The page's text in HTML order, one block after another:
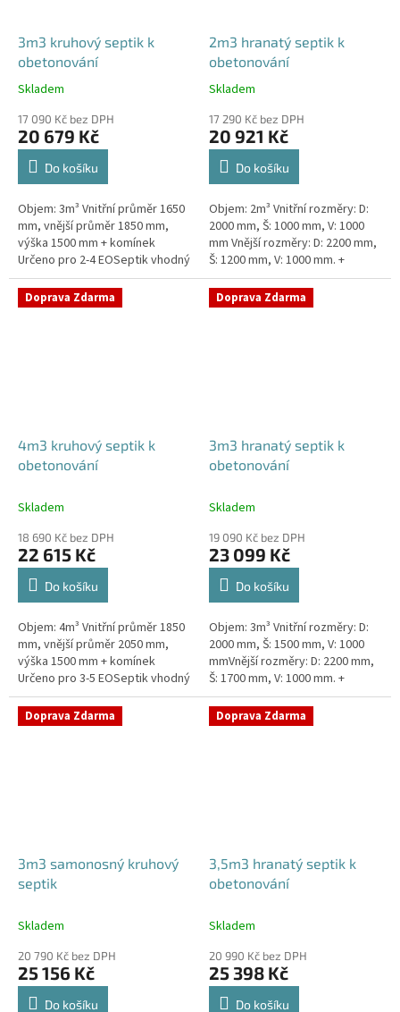
3m3 kruhový septik k
obetonování
Průměrné
produktu
je
5,0
hvězdiček.
Skladem
17 090 Kč bez DPH
20 679 Kč
Do košíku
Objem: 3m³ Vnitřní průměr 1650
mm, vnější průměr 1850 mm,
výška 1500 mm + komínek
Určeno pro 2-4 EOSeptik vhodný
pod parkovací stání,
komunikace a do jílovité...
2m3 hranatý septik k
obetonování
Průměrné
produktu
je
4,8
hvězdiček.
Skladem
17 290 Kč bez DPH
20 921 Kč
Do košíku
Objem: 2m³ Vnitřní rozměry: D:
2000 mm, Š: 1000 mm, V: 1000
mm Vnější rozměry: D: 2200 mm,
Š: 1200 mm, V: 1000 mm. +
komínek Určeno pro 1-3
EOSeptik vhodný pod
parkovací...
Doprava Zdarma
4m3 kruhový septik k
obetonování
Skladem
18 690 Kč bez DPH
22 615 Kč
Do košíku
Objem: 4m³ Vnitřní průměr 1850
mm, vnější průměr 2050 mm,
výška 1500 mm + komínek
Určeno pro 3-5 EOSeptik vhodný
pod parkovací stání,
komunikace a do jílovité
zeminyPrůměr...
Doprava Zdarma
3m3 hranatý septik k
obetonování
Skladem
19 090 Kč bez DPH
23 099 Kč
Do košíku
Objem: 3m³ Vnitřní rozměry: D:
2000 mm, Š: 1500 mm, V: 1000
mmVnější rozměry: D: 2200 mm,
Š: 1700 mm, V: 1000 mm. +
komínek Určeno pro 2-4
EOSeptik vhodný pod parkovací
stání,...
Doprava Zdarma
3m3 samonosný kruhový
septik
Skladem
20 790 Kč bez DPH
25 156 Kč
Do košíku
Doprava Zdarma
3,5m3 hranatý septik k
obetonování
Skladem
20 990 Kč bez DPH
25 398 Kč
Do košíku